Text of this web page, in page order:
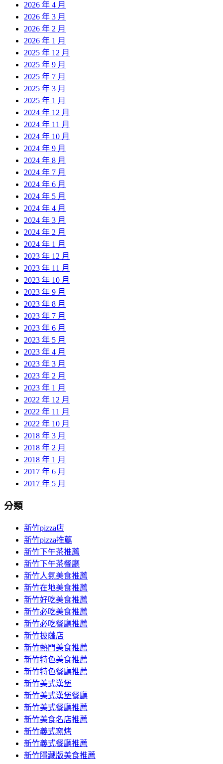
2026 年 4 月
2026 年 3 月
2026 年 2 月
2026 年 1 月
2025 年 12 月
2025 年 9 月
2025 年 7 月
2025 年 3 月
2025 年 1 月
2024 年 12 月
2024 年 11 月
2024 年 10 月
2024 年 9 月
2024 年 8 月
2024 年 7 月
2024 年 6 月
2024 年 5 月
2024 年 4 月
2024 年 3 月
2024 年 2 月
2024 年 1 月
2023 年 12 月
2023 年 11 月
2023 年 10 月
2023 年 9 月
2023 年 8 月
2023 年 7 月
2023 年 6 月
2023 年 5 月
2023 年 4 月
2023 年 3 月
2023 年 2 月
2023 年 1 月
2022 年 12 月
2022 年 11 月
2022 年 10 月
2018 年 3 月
2018 年 2 月
2018 年 1 月
2017 年 6 月
2017 年 5 月
分類
新竹pizza店
新竹pizza推薦
新竹下午茶推薦
新竹下午茶餐廳
新竹人氣美食推薦
新竹在地美食推薦
新竹好吃美食推薦
新竹必吃美食推薦
新竹必吃餐廳推薦
新竹披薩店
新竹熱門美食推薦
新竹特色美食推薦
新竹特色餐廳推薦
新竹美式漢堡
新竹美式漢堡餐廳
新竹美式餐廳推薦
新竹美食名店推薦
新竹義式窯烤
新竹義式餐廳推薦
新竹隱藏版美食推薦